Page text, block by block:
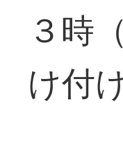
３時
け付